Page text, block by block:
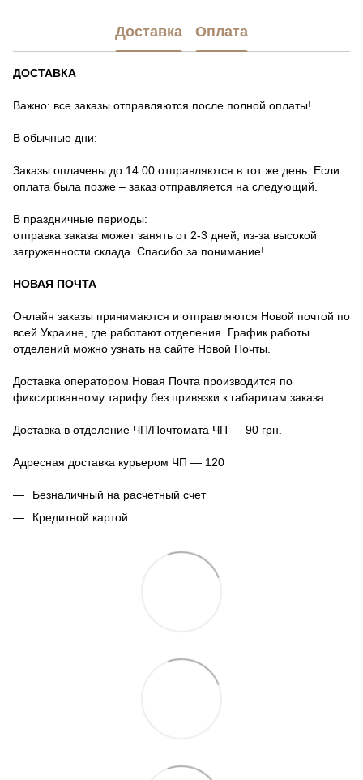
Доставка Оплата
ДОСТАВКА
Важно: все заказы отправляются после полной оплаты!
В обычные дни:
Заказы оплачены до 14:00 отправляются в тот же день. Если
оплата была позже – заказ отправляется на следующий.
В праздничные периоды:
отправка заказа может занять от 2-3 дней, из-за высокой
загруженности склада. Спасибо за понимание!
НОВАЯ ПОЧТА
Онлайн заказы принимаются и отправляются Новой почтой по
всей Украине, где работают отделения. График работы
отделений можно узнать на сайте Новой Почты.
Доставка оператором Новая Почта производится по
фиксированному тарифу без привязки к габаритам заказа.
Доставка в отделение ЧП/Почтомата ЧП — 90 грн.
Адресная доставка курьером ЧП — 120
Безналичный на расчетный счет
Кредитной картой